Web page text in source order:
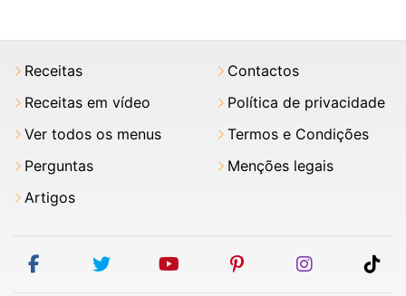
Receitas
Receitas em vídeo
Ver todos os menus
Perguntas
Artigos
Contactos
Política de privacidade
Termos e Condições
Menções legais
facebooktwitter youtubepinterestinstagram